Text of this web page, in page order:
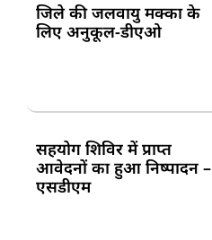
जिले की जलवायु मक्का के
लिए अनुकूल-डीएओ
सहयोग शिविर में प्राप्त
आवेदनों का हुआ निष्पादन –
एसडीएम